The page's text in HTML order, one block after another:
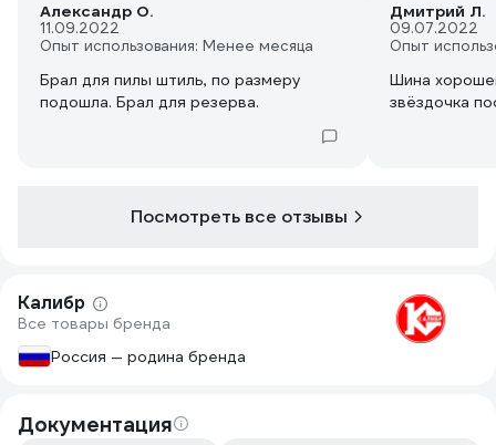
Александр О.
11.09.2022
Опыт использования: Менее месяца
Брал для пилы штиль, по размеру
подошла. Брал для резерва.
Дмитрий Л.
09.07.2022
Опыт
Шина хорошего
звёздочка
Посмотреть все отзывы
Калибр
Все товары бренда
Россия — родина бренда
Документация